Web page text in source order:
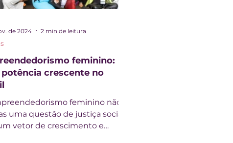
feminino:
crescente no
feminino não é
uma questão de justiça social,
vetor de crescimento e
de 2024 2 min de leitura